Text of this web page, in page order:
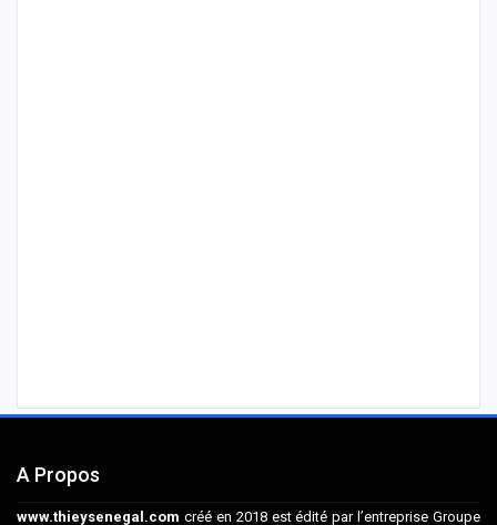
A Propos
www.thieysenegal.com créé en 2018 est édité par l’entreprise Groupe